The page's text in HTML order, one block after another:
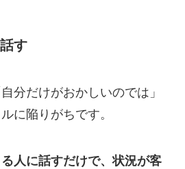
す
分だけがおかしいのでは」
に陥りがちです。
人に話すだけで、状況が客